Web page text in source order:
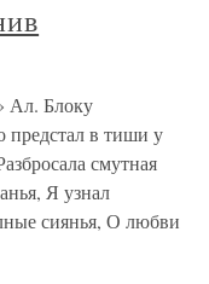
Ал. Блоку
предстал в тиши у
смутная
Я узнал
сиянья, О любви